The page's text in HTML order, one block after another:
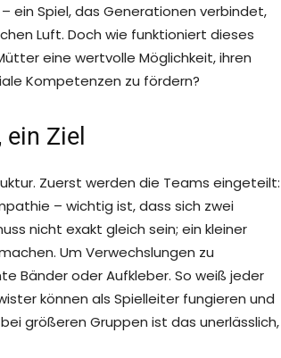
ein Spiel, das Generationen verbindet,
Luft. Doch wie funktioniert dieses
eine wertvolle Möglichkeit, ihren
Kompetenzen zu fördern?
Ziel
Zuerst werden die Teams eingeteilt:
– wichtig ist, dass sich zwei
nicht exakt gleich sein; ein kleiner
Um Verwechslungen zu
Bänder oder Aufkleber. So weiß jeder
können als Spielleiter fungieren und
größeren Gruppen ist das unerlässlich,